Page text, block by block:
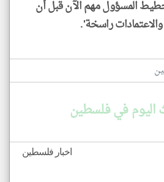
المسؤول مهم الآن قبل أن
راسخة'.
في فلسطين
اخبار فلسطين